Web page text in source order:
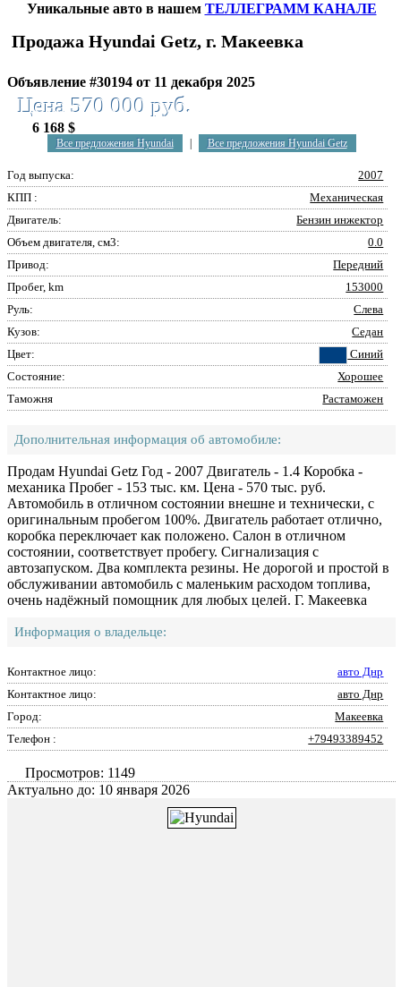
Уникальные авто в нашем ТЕЛЛЕГРАММ КАНАЛЕ
Продажа Hyundai Getz, г. Макеевка
Объявление #30194 от 11 декабря 2025
Цена 570 000 руб.
6 168 $
Все предложения Hyundai Все предложения Hyundai Getz
Год выпуска:
2007
КПП :
Механическая
Двигатель:
Бензин инжектор
Объем двигателя, см3:
0.0
Привод:
Передний
Пробег, km
153000
Руль:
Слева
Кузов:
Седан
Цвет:
Синий
Состояние:
Хорошее
Таможня
Растаможен
Дополнительная информация об автомобиле:
Продам Hyundai Getz Год - 2007 Двигатель - 1.4 Коробка -
механика Пробег - 153 тыс. км. Цена - 570 тыс. руб.
Автомобиль в отличном состоянии внешне и технически, с
оригинальным пробегом 100%. Двигатель работает отлично,
коробка переключает как положено. Салон в отличном
состоянии, соответствует пробегу. Сигнализация с
автозапуском. Два комплекта резины. Не дорогой и простой в
обслуживании автомобиль с маленьким расходом топлива,
очень надёжный помощник для любых целей. Г. Макеевка
Информация о владельце:
Контактное лицо:
авто Днр
Контактное лицо:
авто Днр
Город:
Макеевка
Телефон :
+79493389452
Просмотров: 1149
Актуально до: 10 января 2026